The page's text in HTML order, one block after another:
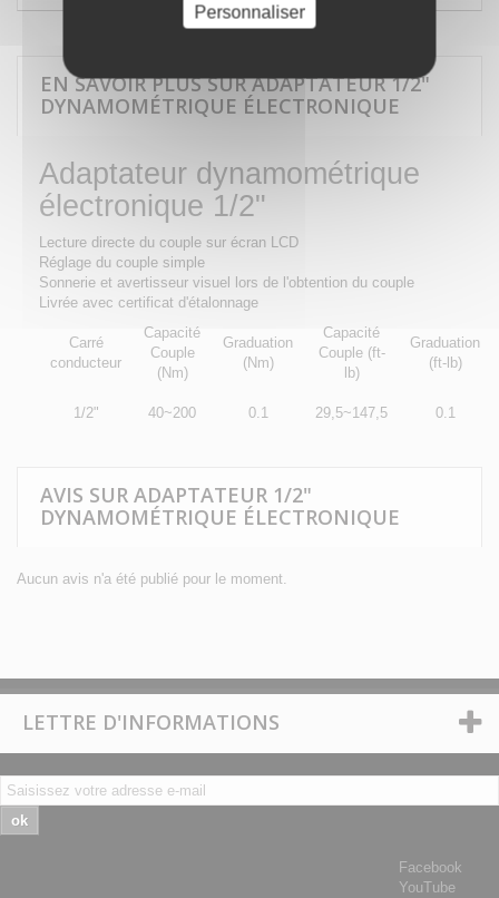
Personnaliser
EN SAVOIR PLUS SUR ADAPTATEUR 1/2"
DYNAMOMÉTRIQUE ÉLECTRONIQUE
Adaptateur dynamométrique
électronique 1/2"
Lecture directe du couple sur écran LCD
Réglage du couple simple
Sonnerie et avertisseur visuel lors de l'obtention du couple
Livrée avec certificat d'étalonnage
Carré
conducteur
Capacité
Couple
(Nm)
Graduation
(Nm)
Capacité
Couple (ft-
lb)
Graduation
(ft-lb)
1/2" 40~200 0.1 29,5~147,5 0.1
AVIS SUR ADAPTATEUR 1/2"
DYNAMOMÉTRIQUE ÉLECTRONIQUE
Aucun avis n'a été publié pour le moment.
LETTRE D'INFORMATIONS
ok
Facebook
YouTube